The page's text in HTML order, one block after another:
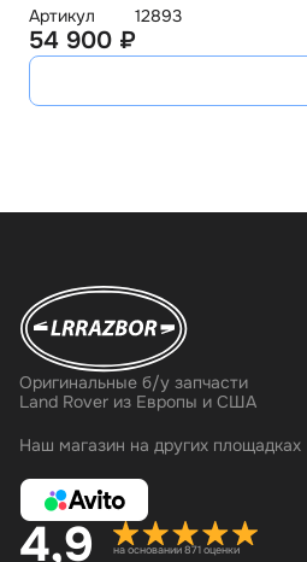
Артикул
12893
54 900 ₽
Оригинальные б/у запчасти
Land Rover из Европы и США
Наш магазин на других площадках
4,9 на основании 871 оценки